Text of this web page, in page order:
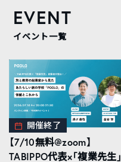
EVENT
イベント一覧
開催終了
【7/10無料@zoom】
TABIPPO代表×「複業先生」